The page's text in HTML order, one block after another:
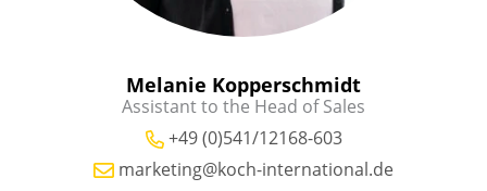
Melanie Kopperschmidt
Assistant to the Head of Sales
+49 (0)541/12168-603
marketing@koch-international.de